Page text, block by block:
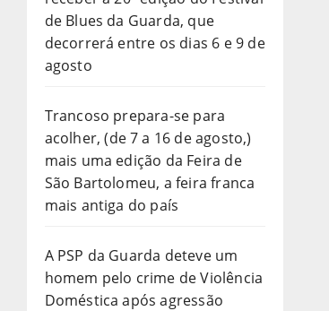
de Blues da Guarda, que
decorrerá entre os dias 6 e 9 de
agosto
Trancoso prepara-se para
acolher, (de 7 a 16 de agosto,)
mais uma edição da Feira de
São Bartolomeu, a feira franca
mais antiga do país
A PSP da Guarda deteve um
homem pelo crime de Violência
Doméstica após agressão